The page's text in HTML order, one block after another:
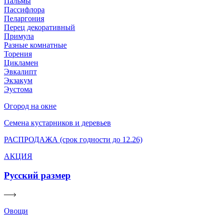
Пассифлора
Пеларгония
Перец декоративный
Примула
Разные комнатные
Торения
Цикламен
Эвкалипт
Экзакум
Эустома
Огород на окне
Семена кустарников и деревьев
РАСПРОДАЖА (срок годности до 12.26)
АКЦИЯ
Русский размер
Овощи